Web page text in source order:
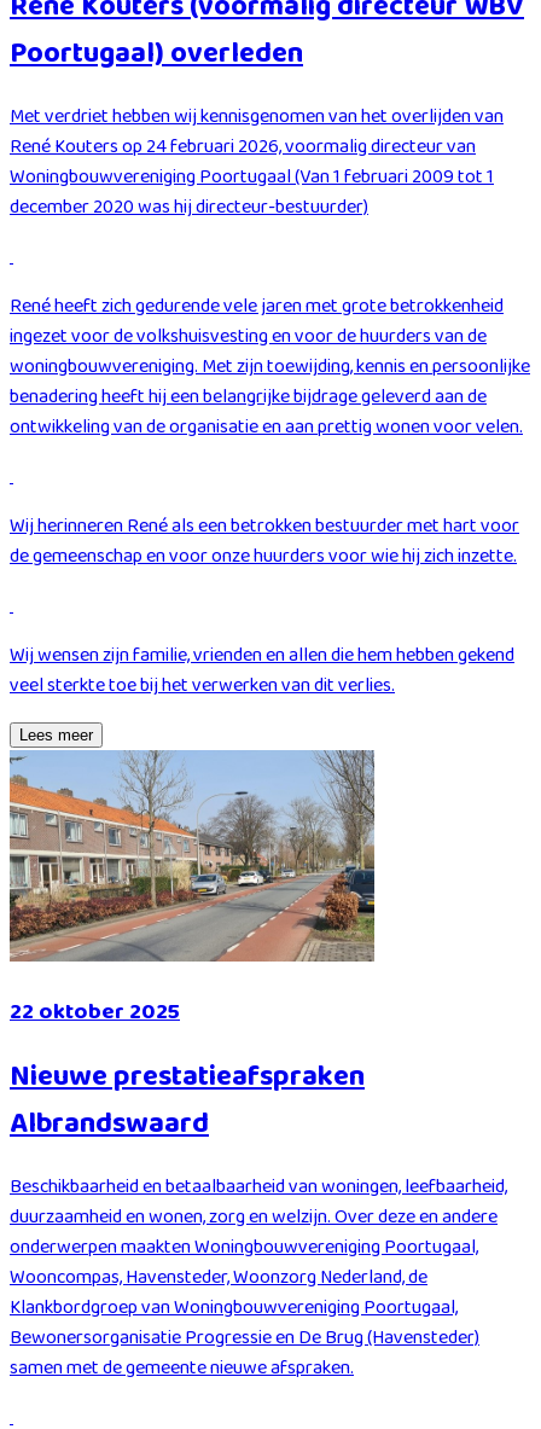
Poortugaal) overleden
Met verdriet hebben wij kennisgenomen van het overlijden van
René Kouters op 24 februari 2026, voormalig directeur van
Woningbouwvereniging Poortugaal (Van 1 februari 2009 tot 1
december 2020 was hij directeur-bestuurder)
René heeft zich gedurende vele jaren met grote betrokkenheid
ingezet voor de volkshuisvesting en voor de huurders van de
woningbouwvereniging. Met zijn toewijding, kennis en persoonlijke
benadering heeft hij een belangrijke bijdrage geleverd aan de
ontwikkeling van de organisatie en aan prettig wonen voor velen.
Wij herinneren René als een betrokken bestuurder met hart voor
de gemeenschap en voor onze huurders voor wie hij zich inzette.
Wij wensen zijn familie, vrienden en allen die hem hebben gekend
veel sterkte toe bij het verwerken van dit verlies.
Lees meer
22 oktober 2025
Nieuwe prestatieafspraken
Albrandswaard
Beschikbaarheid en betaalbaarheid van woningen, leefbaarheid,
duurzaamheid en wonen, zorg en welzijn. Over deze en andere
onderwerpen maakten Woningbouwvereniging Poortugaal,
Wooncompas, Havensteder, Woonzorg Nederland, de
Klankbordgroep van Woningbouwvereniging Poortugaal,
Bewonersorganisatie Progressie en De Brug (Havensteder)
samen met de gemeente nieuwe afspraken.